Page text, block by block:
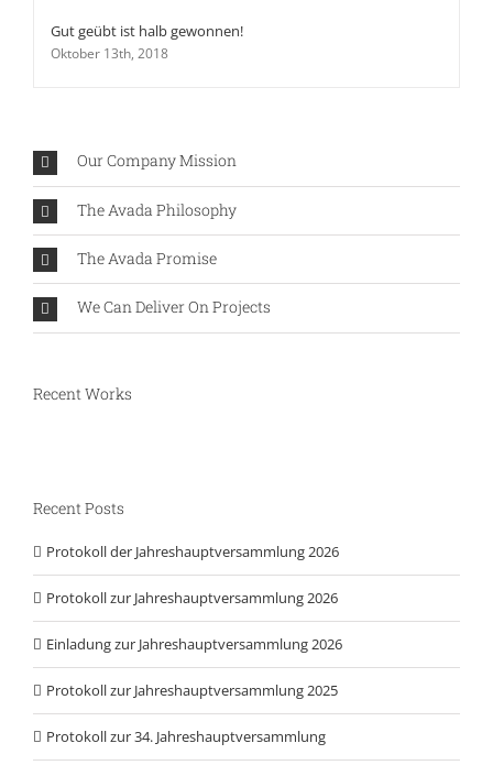
Gut geübt ist halb gewonnen!
Oktober 13th, 2018
Our Company Mission
The Avada Philosophy
The Avada Promise
We Can Deliver On Projects
Recent Works
Recent Posts
Protokoll der Jahreshauptversammlung 2026
Protokoll zur Jahreshauptversammlung 2026
Einladung zur Jahreshauptversammlung 2026
Protokoll zur Jahreshauptversammlung 2025
Protokoll zur 34. Jahreshauptversammlung